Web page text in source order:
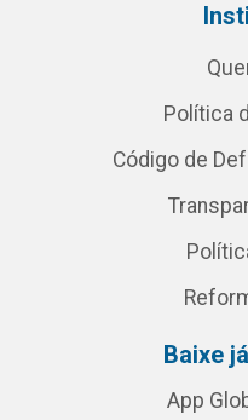
Política
Código de
Baixe
App